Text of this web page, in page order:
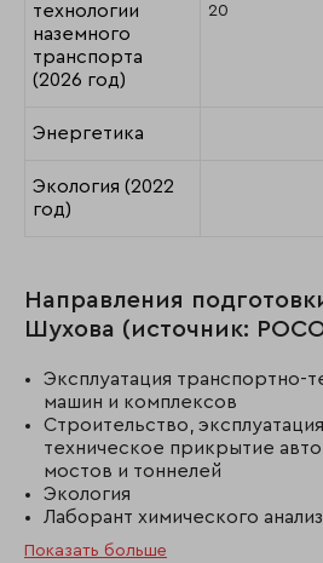
технологии
наземного
транспорта
(2026 год)
20
Энергетика
Экология (2022
год)
Направления
Шухова (источник:
Эксплуатация транспортно-
машин и комплексов
Строительство,
техническое прикрытие
мостов и тоннелей
Экология
Лаборант химического
Показать больше